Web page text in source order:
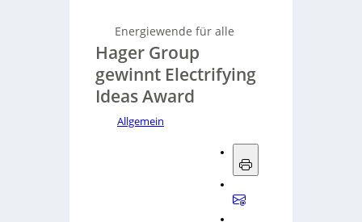
Energiewende für alle
Hager Group
gewinnt Electrifying
Ideas Award
Allgemein